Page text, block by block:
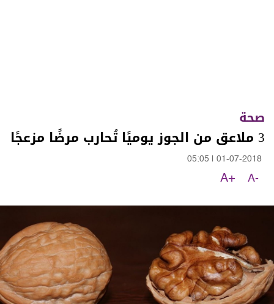
صحة
3 ملاعق من الجوز يوميًا تُحارب مرضًا مزعجًا
01-07-2018
05:05
A-
A+